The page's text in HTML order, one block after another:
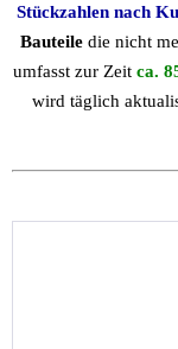
Stückzahlen nach
Bauteiledie nicht
umfasst zur Zeit ca.
wird täglich